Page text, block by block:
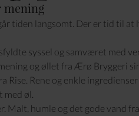
mening
tiden langsomt. Der er tid til
syssel og samværet med
og øllet fra Ærø Bryggeri
Rise. Rene og enkle
med øl.
Malt, humle og det gode vand